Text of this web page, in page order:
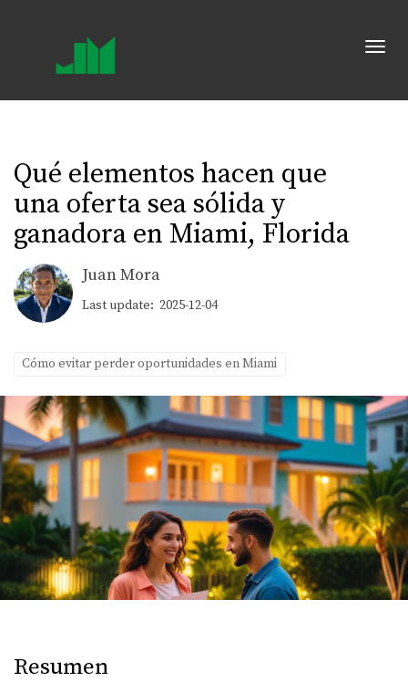
Qué elementos hacen que
una oferta sea sólida y
ganadora en Miami, Florida
Juan Mora
Last update: 2025-12-04
Cómo evitar perder oportunidades en Miami
Resumen